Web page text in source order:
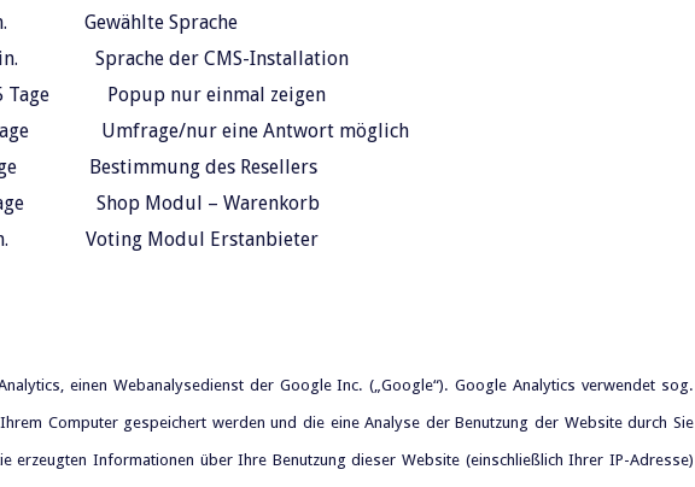
Gewählte Sprache
Sprache der CMS-Installation
Tage Popup nur einmal zeigen
Umfrage/nur eine Antwort möglich
des Resellers
Shop Modul – Warenkorb
Modul Erstanbieter
einen Webanalysedienst der Google Inc. („Google“). Google Analytics verwendet sog.
Computer gespeichert werden und die eine Analyse der Benutzung der Website durch Sie
erzeugten Informationen über Ihre Benutzung dieser Website (einschließlich Ihrer IP-Adresse)